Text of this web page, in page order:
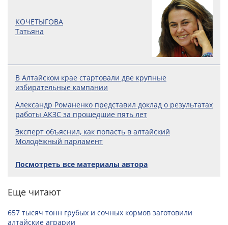
КОЧЕТЫГОВА
Татьяна
В Алтайском крае стартовали две крупные
избирательные кампании
Александр Романенко представил доклад о результатах
работы АКЗС за прошедшие пять лет
Эксперт объяснил, как попасть в алтайский
Молодёжный парламент
Посмотреть все материалы автора
Еще читают
657 тысяч тонн грубых и сочных кормов заготовили
алтайские аграрии